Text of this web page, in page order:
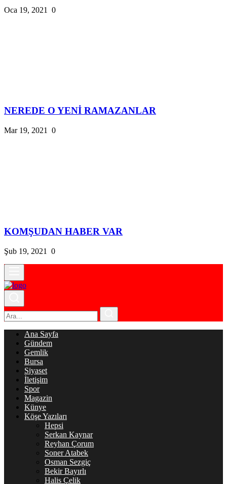
Oca 19, 2021 0
NEREDE O YENİ RAMAZANLAR
Mar 19, 2021 0
KOMŞUDAN HABER VAR
Şub 19, 2021 0
Ana Sayfa
Gündem
Gemlik
Bursa
Siyaset
İletişim
Spor
Magazin
Künye
Köşe Yazıları
Hepsi
Serkan Kaynar
Reyhan Çorum
Soner Atabek
Osman Sezgiç
Bekir Bayırlı
Halis Çelik